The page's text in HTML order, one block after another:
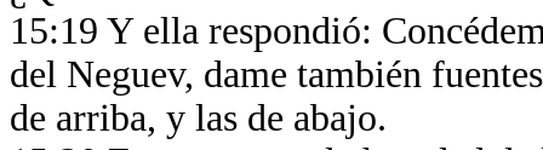
15:19 Y ella respondió:
del Neguev, dame también
de arriba, y las de abajo.